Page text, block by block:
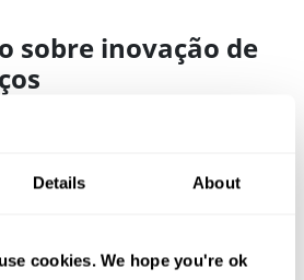
Details About
cookies. We hope you're ok
sobre inovação de
nossos auditores numa das
de fabrico para uma análise das
Gestão de Qualidade, Gestão